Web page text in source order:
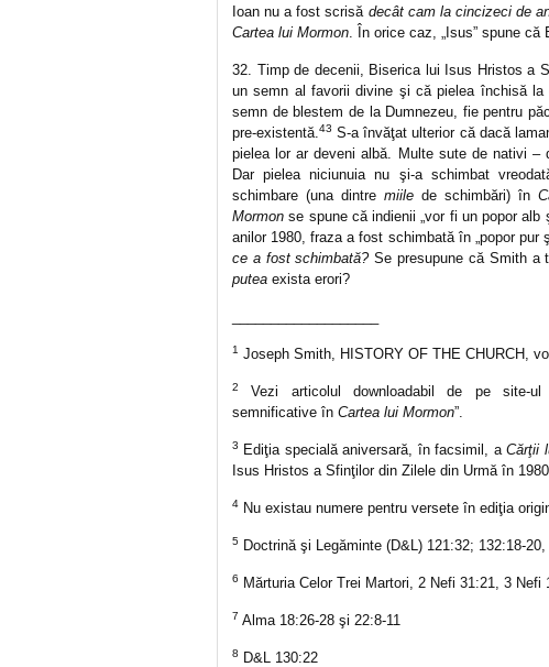
Ioan nu a fost scrisă decât cam la cincizeci de
Cartea lui Mormon. În orice caz, „Isus” spune
32. Timp de decenii, Biserica lui Isus Hristos a
un semn al favorii divine şi că pielea închisă
semn de blestem de la Dumnezeu, fie pentru
pre-existentă.43 S-a învăţat ulterior că dacă
pielea lor ar deveni albă. Multe sute de nativi –
Dar pielea niciunuia nu şi-a schimbat
schimbare (una dintre miilede schimbări) în
Mormon se spune că indienii „vor fi un popor alb
anilor 1980, fraza a fost schimbată în „popor pur
ce a fost schimbată?Se presupune că Smith a
putea exista erori?
1 Joseph Smith, HISTORY OF THE CHURCH,
2 Vezi articolul downloadabil de pe site-
semnificative în Cartea lui Mormon”.
3 Ediţia specială aniversară, în facsimil, aCărţii
Isus Hristos a Sfinţilor din Zilele din Urmă în
4 Nu existau numere pentru versete în ediţia
5 Doctrină şi Legăminte (D&L) 121:32; 132:18-20,
6 Mărturia Celor Trei Martori, 2 Nefi 31:21, 3
7 Alma 18:26-28 şi 22:8-11
8 D&L 130:22